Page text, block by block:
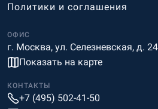
ОФИС
г. Москва, ул. Селезневская, д.
Показать на карте
Политики и соглашения
КОНТАКТЫ
+7 (495) 502-41-50